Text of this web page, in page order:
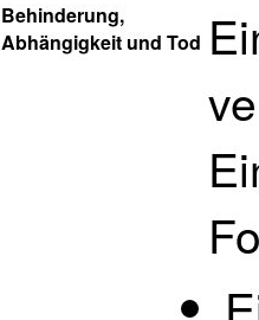
Behinderung,
Abhängigkeit und Tod